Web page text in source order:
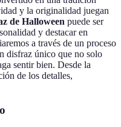
y la originalidad juegan
de Halloween puede ser
y destacar en
a través de un proceso
disfraz único que no solo
sentir bien. Desde la
de los detalles,